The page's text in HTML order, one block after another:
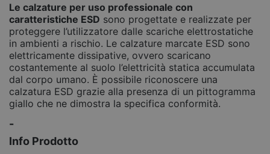
Le calzature per uso professionale con
caratteristiche ESD sono progettate e realizzate per
proteggere l’utilizzatore dalle scariche elettrostatiche
in ambienti a rischio. Le calzature marcate ESD sono
elettricamente dissipative, ovvero scaricano
costantemente al suolo l’elettricità statica accumulata
dal corpo umano. È possibile riconoscere una
calzatura ESD grazie alla presenza di un pittogramma
giallo che ne dimostra la specifica conformità.
-
Info Prodotto